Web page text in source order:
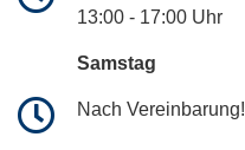
13:00 - 17:00 Uhr
Samstag
Nach Vereinbarung!